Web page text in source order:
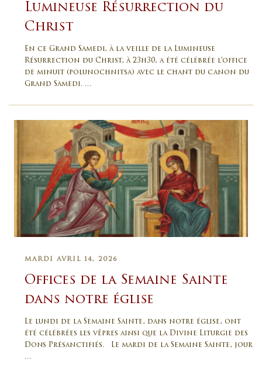
Lumineuse Résurrection du
Christ
En ce Grand Samedi, à la veille de la Lumineuse
Résurrection du Christ, à 23h30, a été célébrée l’office
de minuit (polunochnitsa) avec le chant du canon du
Grand Samedi. …
MARDI AVRIL 14, 2026
Offices de la Semaine Sainte
dans notre église
Le lundi de la Semaine Sainte, dans notre église, ont
été célébrées les vêpres ainsi que la Divine Liturgie des
Dons Présanctifiés. Le mardi de la Semaine Sainte, jour
…